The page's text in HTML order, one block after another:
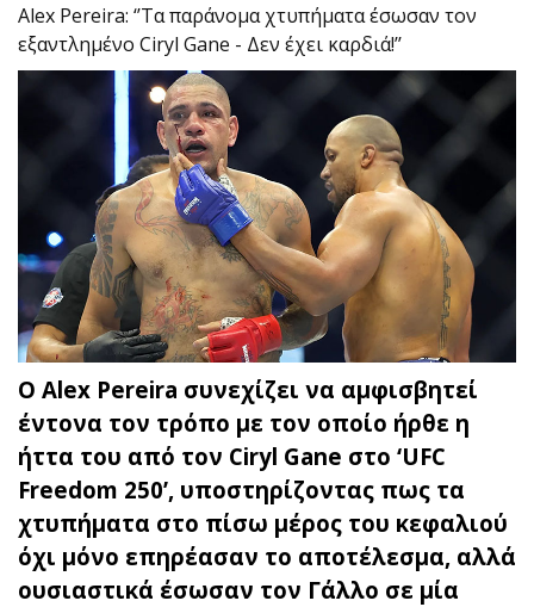
Alex Pereira: ‘’Τα παράνομα χτυπήματα έσωσαν τον
εξαντλημένο Ciryl Gane - Δεν έχει καρδιά!’’
Ο Alex Pereira συνεχίζει να αμφισβητεί
έντονα τον τρόπο με τον οποίο ήρθε η
ήττα του από τον Ciryl Gane στο ‘UFC
Freedom 250’, υποστηρίζοντας πως τα
χτυπήματα στο πίσω μέρος του κεφαλιού
όχι μόνο επηρέασαν το αποτέλεσμα, αλλά
ουσιαστικά έσωσαν τον Γάλλο σε μία